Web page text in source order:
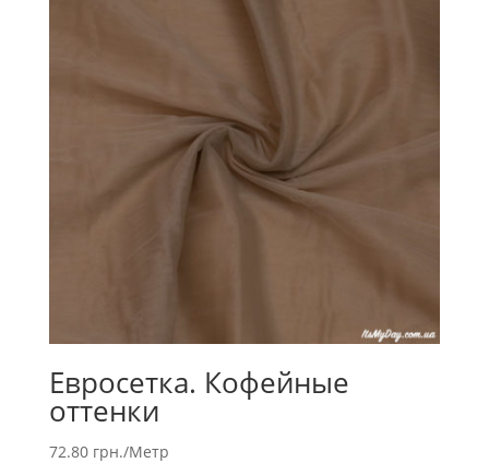
Евросетка. Кофейные
оттенки
72.80 грн./Метр